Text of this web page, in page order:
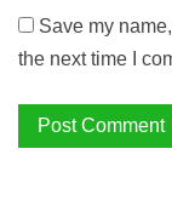
Save my
the next time I